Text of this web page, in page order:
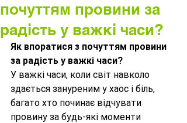
почуттям провини за
радість у важкі часи?
Як впоратися з почуттям провини
за радість у важкі часи?
У важкі часи, коли світ навколо
здається зануреним у хаос і біль,
багато хто починає відчувати
провину за будь-які моменти